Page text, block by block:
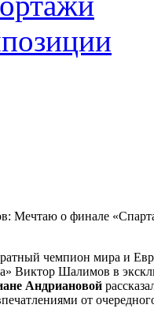
Мечтаю о финале
чемпион мира и
Виктор Шалимов в
Андриановой
от